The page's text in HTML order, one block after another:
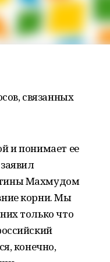
связанных
и понимает ее
Махмудом
корни. Мы
только что
конечно,